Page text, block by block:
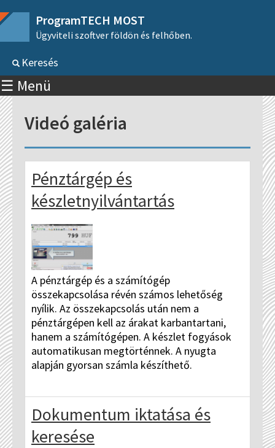
ProgramTECH MOST
Ügyviteli szoftver földön és felhőben.
Keresés
☰ Menü
Videó galéria
Pénztárgép és
készletnyilvántartás
A pénztárgép és a számítógép
összekapcsolása révén számos lehetőség
nyílik. Az összekapcsolás után nem a
pénztárgépen kell az árakat karbantartani,
hanem a számítógépen. A készlet fogyások
automatikusan megtörténnek. A nyugta
alapján gyorsan számla készíthető.
Dokumentum iktatása és
keresése